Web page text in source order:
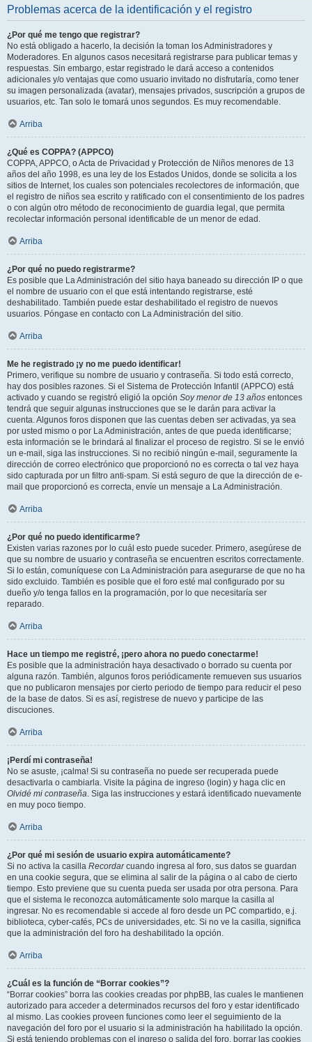
Problemas acerca de la identificación y el registro
¿Por qué me tengo que registrar?
No está obligado a hacerlo, la decisión la toman los Administradores y
Moderadores. En algunos casos necesitará registrarse para publicar temas y
respuestas. Sin embargo, estar registrado le dará acceso a contenidos
adicionales y/o ventajas que como usuario invitado no disfrutaría, como tener
su imagen personalizada (avatar), mensajes privados, suscripción a grupos de
usuarios, etc. Tan solo le tomará unos segundos. Es muy recomendable.
Arriba
¿Qué es COPPA? (APPCO)
COPPA, APPCO, o Acta de Privacidad y Protección de Niños menores de 13
años del año 1998, es una ley de los Estados Unidos, donde se solicita a los
sitios de Internet, los cuales son potenciales recolectores de información, que
el registro de niños sea escrito y ratificado con el consentimiento de los padres
o con algún otro método de reconocimiento de guardia legal, que permita
recolectar información personal identificable de un menor de edad.
Arriba
¿Por qué no puedo registrarme?
Es posible que La Administración del sitio haya baneado su dirección IP o que
el nombre de usuario con el que está intentando registrarse, esté
deshabilitado. También puede estar deshabilitado el registro de nuevos
usuarios. Póngase en contacto con La Administración del sitio.
Arriba
Me he registrado ¡y no me puedo identificar!
Primero, verifique su nombre de usuario y contraseña. Si todo está correcto,
hay dos posibles razones. Si el Sistema de Protección Infantil (APPCO) está
activado y cuando se registró eligió la opción Soy menor de 13 años entonces
tendrá que seguir algunas instrucciones que se le darán para activar la
cuenta. Algunos foros disponen que las cuentas deben ser activadas, ya sea
por usted mismo o por La Administración, antes de que pueda identificarse;
esta información se le brindará al finalizar el proceso de registro. Si se le envió
un e-mail, siga las instrucciones. Si no recibió ningún e-mail, seguramente la
dirección de correo electrónico que proporcionó no es correcta o tal vez haya
sido capturada por un filtro anti-spam. Si está seguro de que la dirección de e-
mail que proporcionó es correcta, envíe un mensaje a La Administración.
Arriba
¿Por qué no puedo identificarme?
Existen varias razones por lo cuál esto puede suceder. Primero, asegúrese de
que su nombre de usuario y contraseña se encuentren escritos correctamente.
Si lo están, comuníquese con La Administración para asegurarse de que no ha
sido excluido. También es posible que el foro esté mal configurado por su
dueño y/o tenga fallos en la programación, por lo que necesitaría ser
reparado.
Arriba
Hace un tiempo me registré, ¡pero ahora no puedo conectarme!
Es posible que la administración haya desactivado o borrado su cuenta por
alguna razón. También, algunos foros periódicamente remueven sus usuarios
que no publicaron mensajes por cierto periodo de tiempo para reducir el peso
de la base de datos. Si es así, registrese de nuevo y participe de las
discuciones.
Arriba
¡Perdí mi contraseña!
No se asuste, ¡calma! Si su contraseña no puede ser recuperada puede
desactivarla o cambiarla. Visite la página de ingreso (login) y haga clic en
Olvidé mi contraseña. Siga las instrucciones y estará identificado nuevamente
en muy poco tiempo.
Arriba
¿Por qué mi sesión de usuario expira automáticamente?
Si no activa la casilla Recordarcuando ingresa al foro, sus datos se guardan
en una cookie segura, que se elimina al salir de la página o al cabo de cierto
tiempo. Esto previene que su cuenta pueda ser usada por otra persona. Para
que el sistema le reconozca automáticamente solo marque la casilla al
ingresar. No es recomendable si accede al foro desde un PC compartido, e.j.
biblioteca, cyber-cafés, PCs de universidades, etc. Si no ve la casilla, significa
que la administración del foro ha deshabilitado la opción.
Arriba
¿Cuál es la función de “Borrar cookies”?
“Borrar cookies” borra las cookies creadas por phpBB, las cuales le mantienen
autorizado para acceder a determinados recursos del foro y estar identificado
al mismo. Las cookies proveen funciones como leer el seguimiento de la
navegación del foro por el usuario si la administración ha habilitado la opción.
Si está teniendo problemas con el ingreso o salida del foro, borrar las cookies